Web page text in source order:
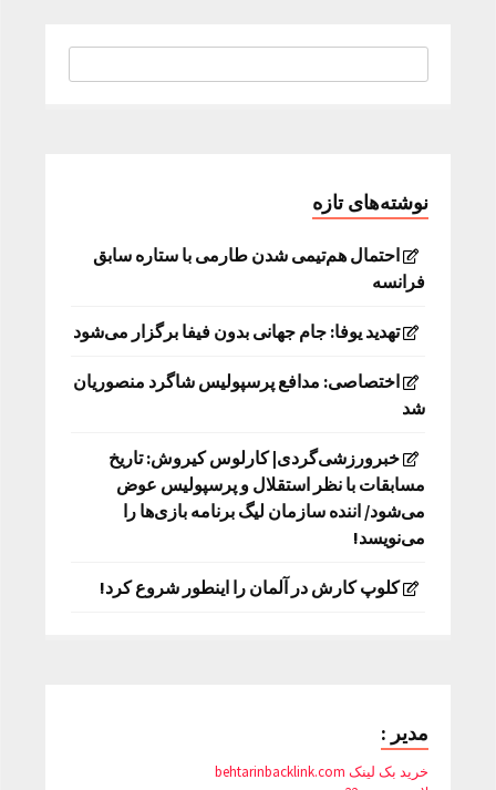
نوشته‌های تازه
احتمال هم‌تیمی شدن طارمی با ستاره سابق
فرانسه
تهدید یوفا: جام جهانی بدون فیفا برگزار می‌شود
اختصاصی: مدافع پرسپولیس شاگرد منصوریان
شد
خبرورزشی‌گردی| کارلوس کیروش: تاریخ
مسابقات با نظر استقلال و پرسپولیس عوض
می‌شود/ اننده سازمان لیگ برنامه بازی‌ها را
می‌نویسد!
کلوپ کارش در آلمان را اینطور شروع کرد!
مدیر :
خرید بک لینک behtarinbacklink.com